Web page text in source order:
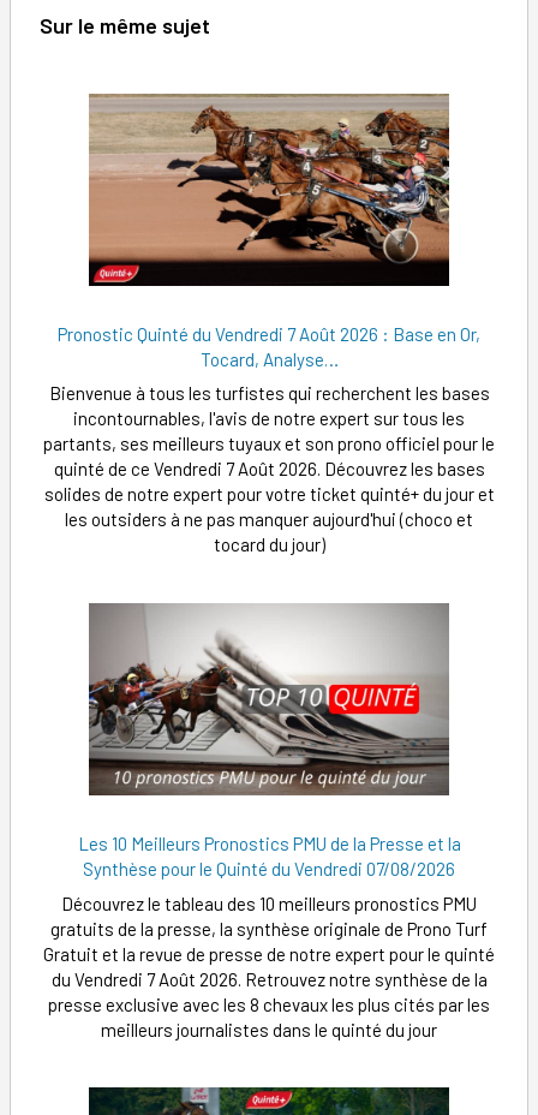
Sur le même sujet
Pronostic Quinté du Vendredi 7 Août 2026 : Base en Or,
Tocard, Analyse…
Bienvenue à tous les turfistes qui recherchent les bases
incontournables, l'avis de notre expert sur tous les
partants, ses meilleurs tuyaux et son prono officiel pour le
quinté de ce Vendredi 7 Août 2026. Découvrez les bases
solides de notre expert pour votre ticket quinté+ du jour et
les outsiders à ne pas manquer aujourd'hui (choco et
tocard du jour)
Les 10 Meilleurs Pronostics PMU de la Presse et la
Synthèse pour le Quinté du Vendredi 07/08/2026
Découvrez le tableau des 10 meilleurs pronostics PMU
gratuits de la presse, la synthèse originale de Prono Turf
Gratuit et la revue de presse de notre expert pour le quinté
du Vendredi 7 Août 2026. Retrouvez notre synthèse de la
presse exclusive avec les 8 chevaux les plus cités par les
meilleurs journalistes dans le quinté du jour